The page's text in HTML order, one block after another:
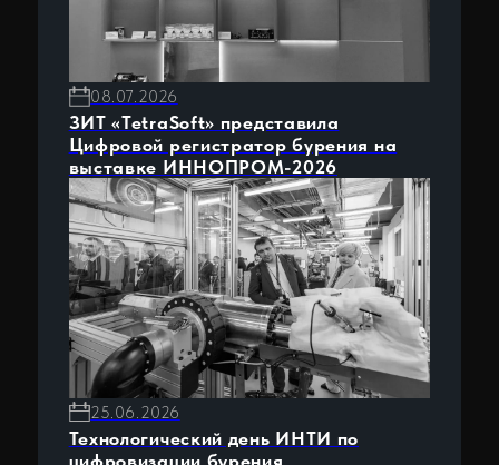
Центр компетенций
Холдинг ТетраСофт